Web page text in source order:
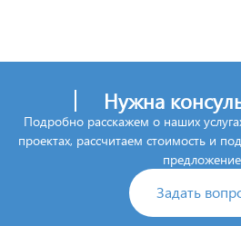
Нужна
Подробно расскажем о наших
проектах, рассчитаем стоимость и
Задать